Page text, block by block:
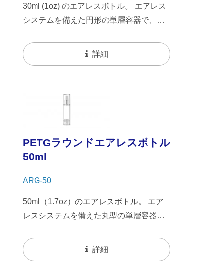
30ml (1oz) のエアレスボトル。 エアレス
システムを備えた円形の単層容器で、ス
ザインが特徴です。エアレスデザインに
より、衛生的で密閉された保管が可能に
詳細
PETGラウンドエアレスボトル
50ml
ARG-50
50ml（1.7oz）のエアレスボトル。 エア
レスシステムを備えた丸型の単層容器
セントとなったスリムな透明デザインで
す。 エアレスデザインにより、衛生的で
詳細